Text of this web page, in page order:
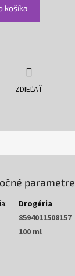
košíka
ZDIEĽAŤ
parametre
:
Drogéria
8594011508157
100 ml